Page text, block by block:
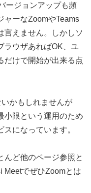
ージョンアップも頻
ャーなZoomやTeams
言えません。しかしソ
ラウザあればOK、ユ
だけで開始が出来る点
かもしれませんが
小限という運用のため
になっています。
んど他のページ参照と
MeetでぜひZoomとは